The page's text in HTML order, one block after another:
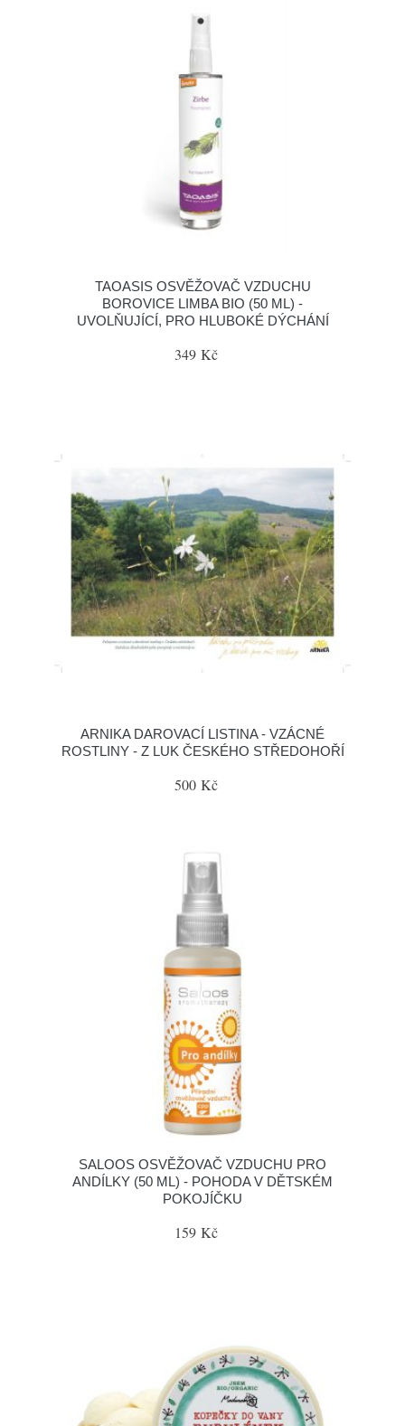
TAOASIS OSVĚŽOVAČ VZDUCHU
BOROVICE LIMBA BIO (50 ML) -
UVOLŇUJÍCÍ, PRO HLUBOKÉ DÝCHÁNÍ
349 Kč
ARNIKA DAROVACÍ LISTINA - VZÁCNÉ
ROSTLINY - Z LUK ČESKÉHO STŘEDOHOŘÍ
500 Kč
SALOOS OSVĚŽOVAČ VZDUCHU PRO
ANDÍLKY (50 ML) - POHODA V DĚTSKÉM
POKOJÍČKU
159 Kč